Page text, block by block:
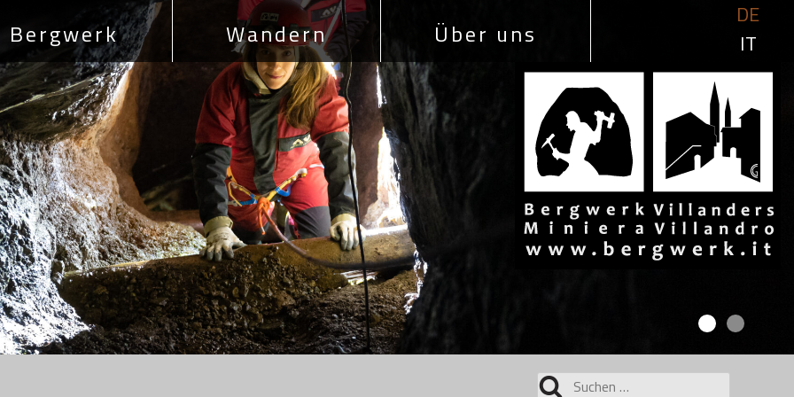
Bergwerk Wandern Über uns
DE
IT
Suchen